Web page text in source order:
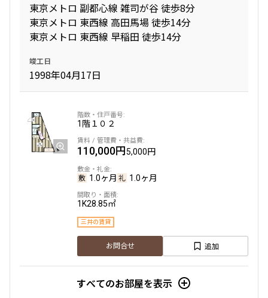
東京メトロ 副都心線 雑司が谷 徒歩8分
東京メトロ 東西線 高田馬場 徒歩14分
東京メトロ 東西線 早稲田 徒歩14分
竣工日
1998年04月17日
1階１０２
110,000円5,000円
1.0ヶ月 1.0ヶ月
1K28.85㎡
三井の賃貸
お問合せ 追加
すべてのお部屋を表示